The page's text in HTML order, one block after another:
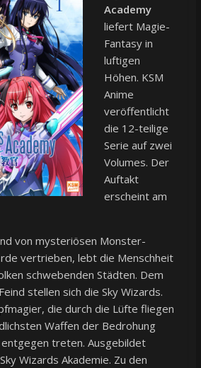
Academy
liefert Magie-
Fantasy in
luftigen
Höhen. KSM
Anime
veröffentlicht
die 12-teilige
Serie auf zwei
Volumes. Der
Auftakt
erscheint am
von mysteriösen Monster-
vertrieben, lebt die Menschheit
schwebenden Städten. Dem
stellen sich die Sky Wizards.
die durch die Lüfte fliegen
Waffen der Bedrohung
treten. Ausgebildet
Wizards Akademie. Zu den